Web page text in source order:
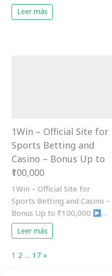
Leer más
1Win – Official Site for
Sports Betting and
Casino – Bonus Up to
₹100,000
1Win – Official Site for
Sports Betting and Casino –
Bonus Up to ₹100,000
…
Leer más
Page:
1 2 … 17 Next
»